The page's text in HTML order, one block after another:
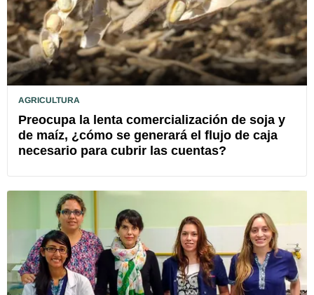
AGRICULTURA
Preocupa la lenta comercialización de soja y
de maíz, ¿cómo se generará el flujo de caja
necesario para cubrir las cuentas?